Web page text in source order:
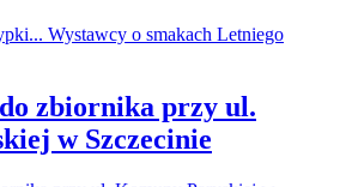
zbiornika przy ul.
w Szczecinie